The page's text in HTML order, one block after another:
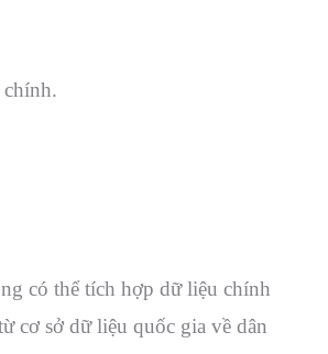
có thể tích hợp dữ liệu chính
cơ sở dữ liệu quốc gia về dân